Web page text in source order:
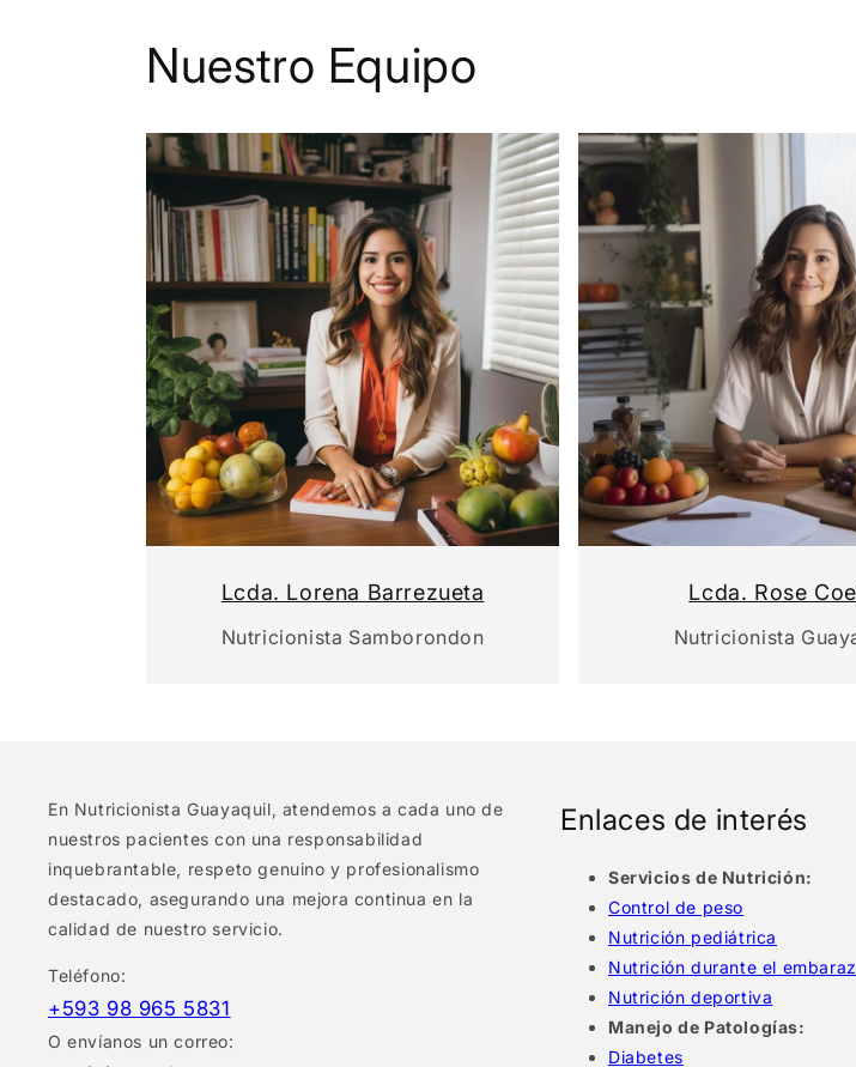
Nuestro Equipo
Lcda. Lorena Barrezueta
Nutricionista Samborondon
Lcda. Rose
Nutricionista
En Nutricionista Guayaquil, atendemos a cada uno de
nuestros pacientes con una responsabilidad
inquebrantable, respeto genuino y profesionalismo
destacado, asegurando una mejora continua en la
calidad de nuestro servicio.
Teléfono:
+593 98 965 5831
O envíanos un correo:
Enlaces de interés
Servicios de Nutrición:
Control de peso
Nutrición pediátrica
Nutrición durante el
Nutrición deportiva
Manejo de Patologías:
Diabetes